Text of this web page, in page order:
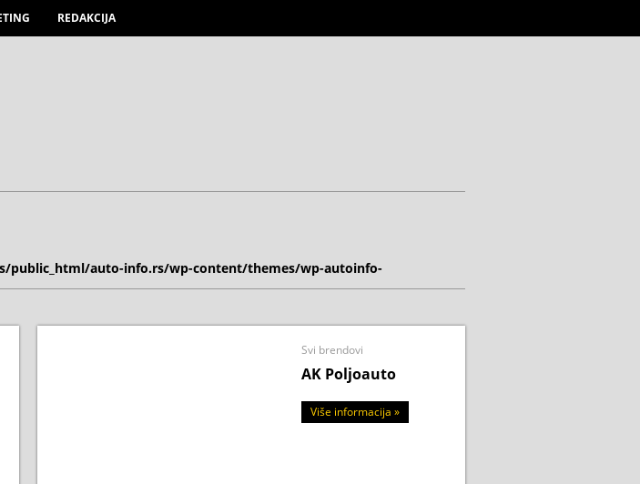
REDAKCIJA
public_html/auto-info.rs/wp-content/themes/wp-autoinfo-
Svi brendovi
AK Poljoauto
Više informacija »